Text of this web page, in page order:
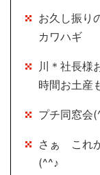
お久し振り
カワハギ
川＊社長様
時間お土産
プチ同窓会
さぁ これ
(^^♪